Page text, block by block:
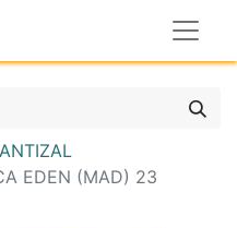
EDEN (MAD) 23